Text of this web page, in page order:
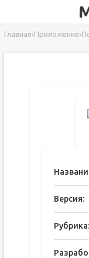
Главная›Приложение›
Версия:
Рубрика: